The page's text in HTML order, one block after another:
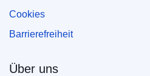
Cookies
Barrierefreiheit
Über uns